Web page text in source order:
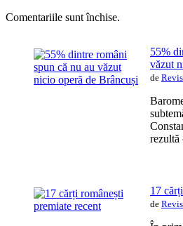
Comentariile sunt închise.
55%
văzut
de
17
de